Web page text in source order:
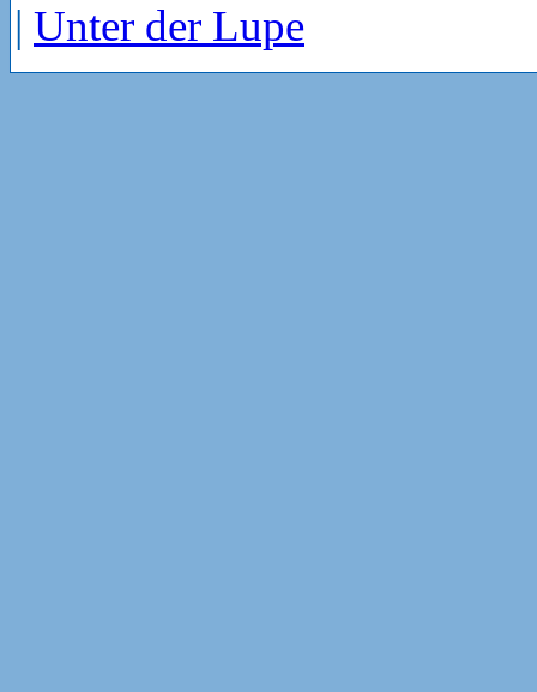
| Unter der Lupe